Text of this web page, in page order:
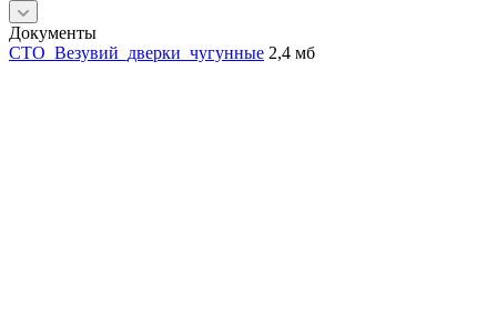
Документы
СТО_Везувий_дверки_чугунные 2,4 мб